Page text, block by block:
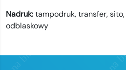
Nadruk:tampodruk,transfer,sito,
odblaskowy